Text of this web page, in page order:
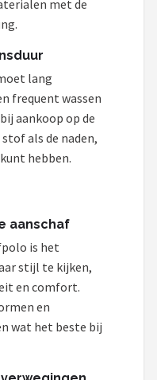
met de
lang
frequent wassen
aankoop op de
als de naden,
hebben.
aanschaf
is het
stijl te kijken,
en comfort.
en
wat het beste bij